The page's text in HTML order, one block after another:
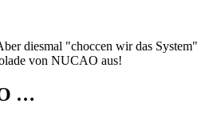
diesmal "choccen wir das System"
von NUCAO aus!
…